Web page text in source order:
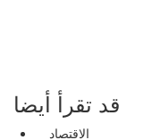
قد تقرأ أيضا
الاقتصاد